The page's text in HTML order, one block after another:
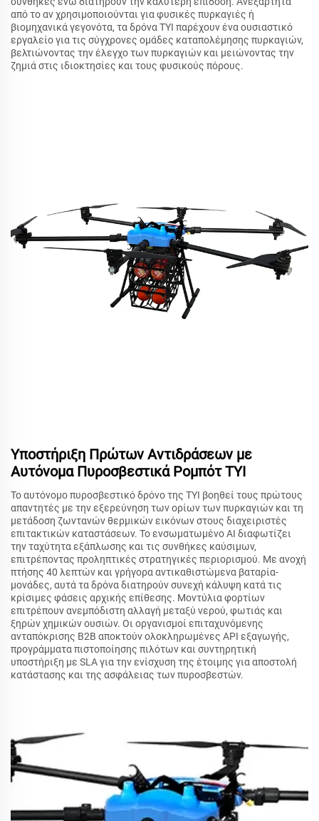
από το αν χρησιμοποιούνται για φυσικές πυρκαγιές ή
βιομηχανικά γεγονότα, τα δρόνα TYI παρέχουν ένα ουσιαστικό
εργαλείο για τις σύγχρονες ομάδες καταπολέμησης πυρκαγιών,
βελτιώνοντας την έλεγχο των πυρκαγιών και μειώνοντας την
ζημιά στις ιδιοκτησίες και τους φυσικούς πόρους.
Υποστήριξη Πρώτων Αντιδράσεων με
Αυτόνομα Πυροσβεστικά Ρομπότ TYI
Το αυτόνομο πυροσβεστικό δρόνο της TYI βοηθεί τους πρώτους
απαντητές με την εξερεύνηση των ορίων των πυρκαγιών και τη
μετάδοση ζωντανών θερμικών εικόνων στους διαχειριστές
επιτακτικών καταστάσεων. Το ενσωματωμένο AI διαφωτίζει
την ταχύτητα εξάπλωσης και τις συνθήκες καύσιμων,
επιτρέποντας προληπτικές στρατηγικές περιορισμού. Με ανοχή
πτήσης 40 λεπτών και γρήγορα αντικαθιστώμενα βαταρία-
μονάδες, αυτά τα δρόνα διατηρούν συνεχή κάλυψη κατά τις
κρίσιμες φάσεις αρχικής επίθεσης. Μοντύλια φορτίων
επιτρέπουν ανεμπόδιστη αλλαγή μεταξύ νερού, φωτιάς και
ξηρών χημικών ουσιών. Οι οργανισμοί επιταχυνόμενης
ανταπόκρισης B2B αποκτούν ολοκληρωμένες API εξαγωγής,
προγράμματα πιστοποίησης πιλότων και συντηρητική
υποστήριξη με SLA για την ενίσχυση της έτοιμης για αποστολή
κατάστασης και της ασφάλειας των πυροσβεστών.